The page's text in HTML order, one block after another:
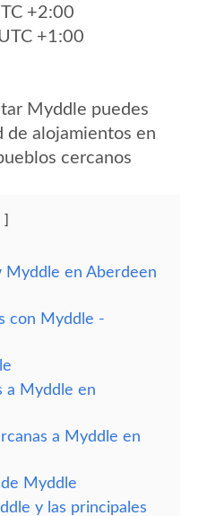
+2:00
+1:00
Myddle puedes
de alojamientos en
cercanos
Myddle en Aberdeen
con Myddle -
a Myddle en
a Myddle en
Myddle
y las principales